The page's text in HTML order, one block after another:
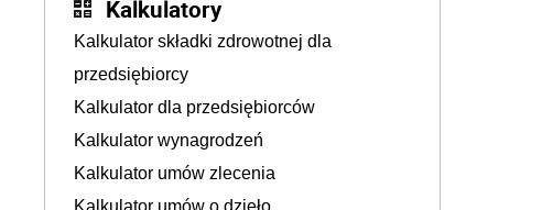
Kalkulatory
Kalkulator składki zdrowotnej dla
przedsiębiorcy
Kalkulator dla przedsiębiorców
Kalkulator wynagrodzeń
Kalkulator umów zlecenia
Kalkulator umów o dzieło